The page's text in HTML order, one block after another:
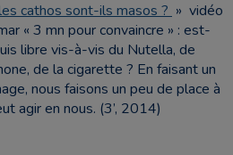
cathos sont-ils masos ? » vidéo
« 3 mn pour convaincre » : est-
libre vis-à-vis du Nutella, de
de la cigarette ? En faisant un
nous faisons un peu de place à
agir en nous. (3’, 2014)